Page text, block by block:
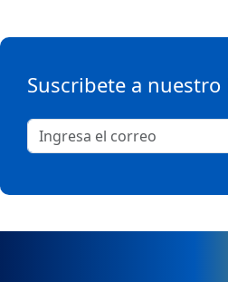
Suscribete a nuestro